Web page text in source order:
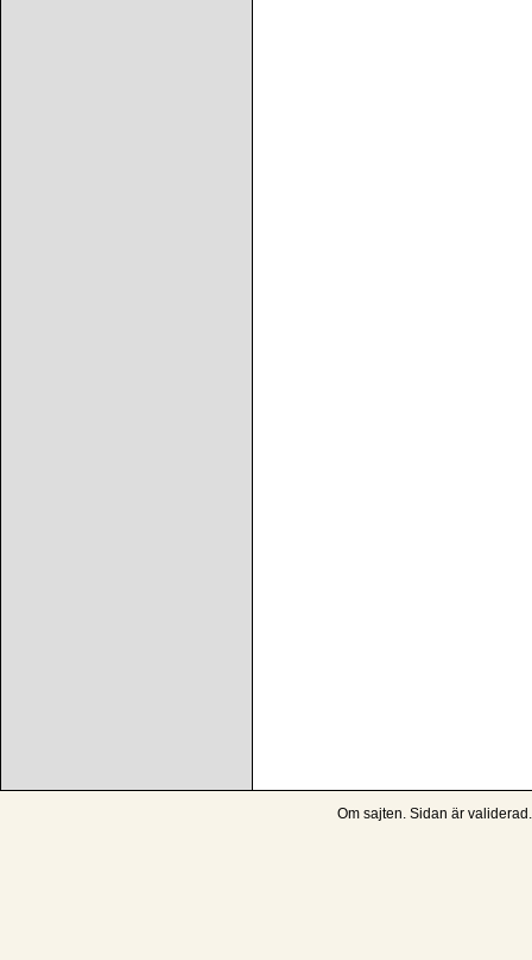
Om sajten. Sidan är validerad